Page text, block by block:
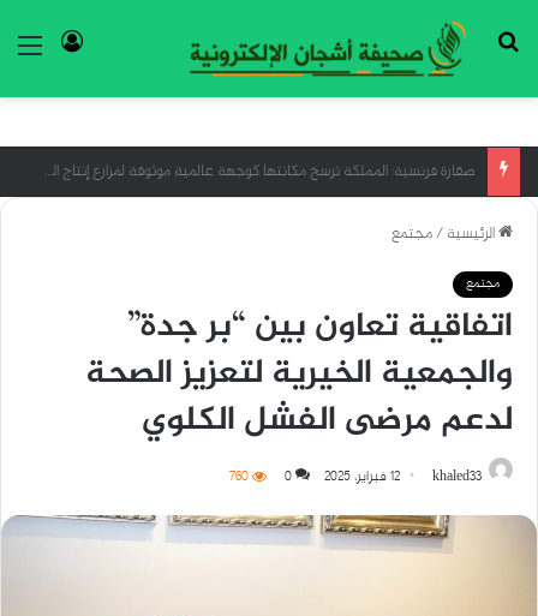
بحث عن
“قبائل الماساي” أكبر شاهد على السياحة المستدامة
الرئيسية/مجتمع
مجتمع
اتفاقية تعاون بين “بر جدة”
والجمعية الخيرية لتعزيز الصحة
لدعم مرضى الفشل الكلوي
khaled33 12 فبراير، 2025 0
760